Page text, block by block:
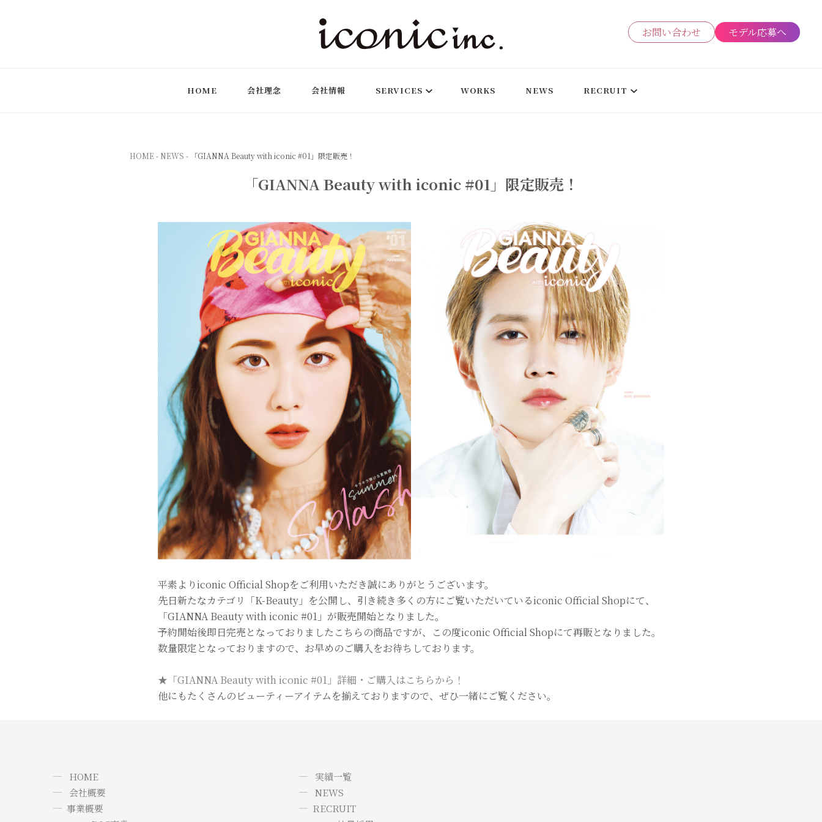
お問い合わせ モデル応募へ
HOME 会社理念 会社情報 SERVICES WORKS NEWS RECRUIT
HOME- NEWS - 「GIANNA Beauty with iconic #01」限定販売！
「GIANNA Beauty with iconic #01」限定販売！
平素よりiconic Official Shopをご利用いただき誠にありがとうございます。
先日新たなカテゴリ「K-Beauty」を公開し、引き続き多くの方にご覧いただいているiconic Official Shopにて、
「GIANNA Beauty with iconic #01」が販売開始となりました。
予約開始後即日完売となっておりましたこちらの商品ですが、この度iconic Official Shopにて再販となりました。
数量限定となっておりますので、お早めのご購入をお待ちしております。
★「GIANNA Beauty with iconic #01」詳細・ご購入はこちらから！
他にもたくさんのビューティーアイテムを揃えておりますので、ぜひ一緒にご覧ください。
HOME
会社概要
事業概要
実績一覧
NEWS
RECRUIT